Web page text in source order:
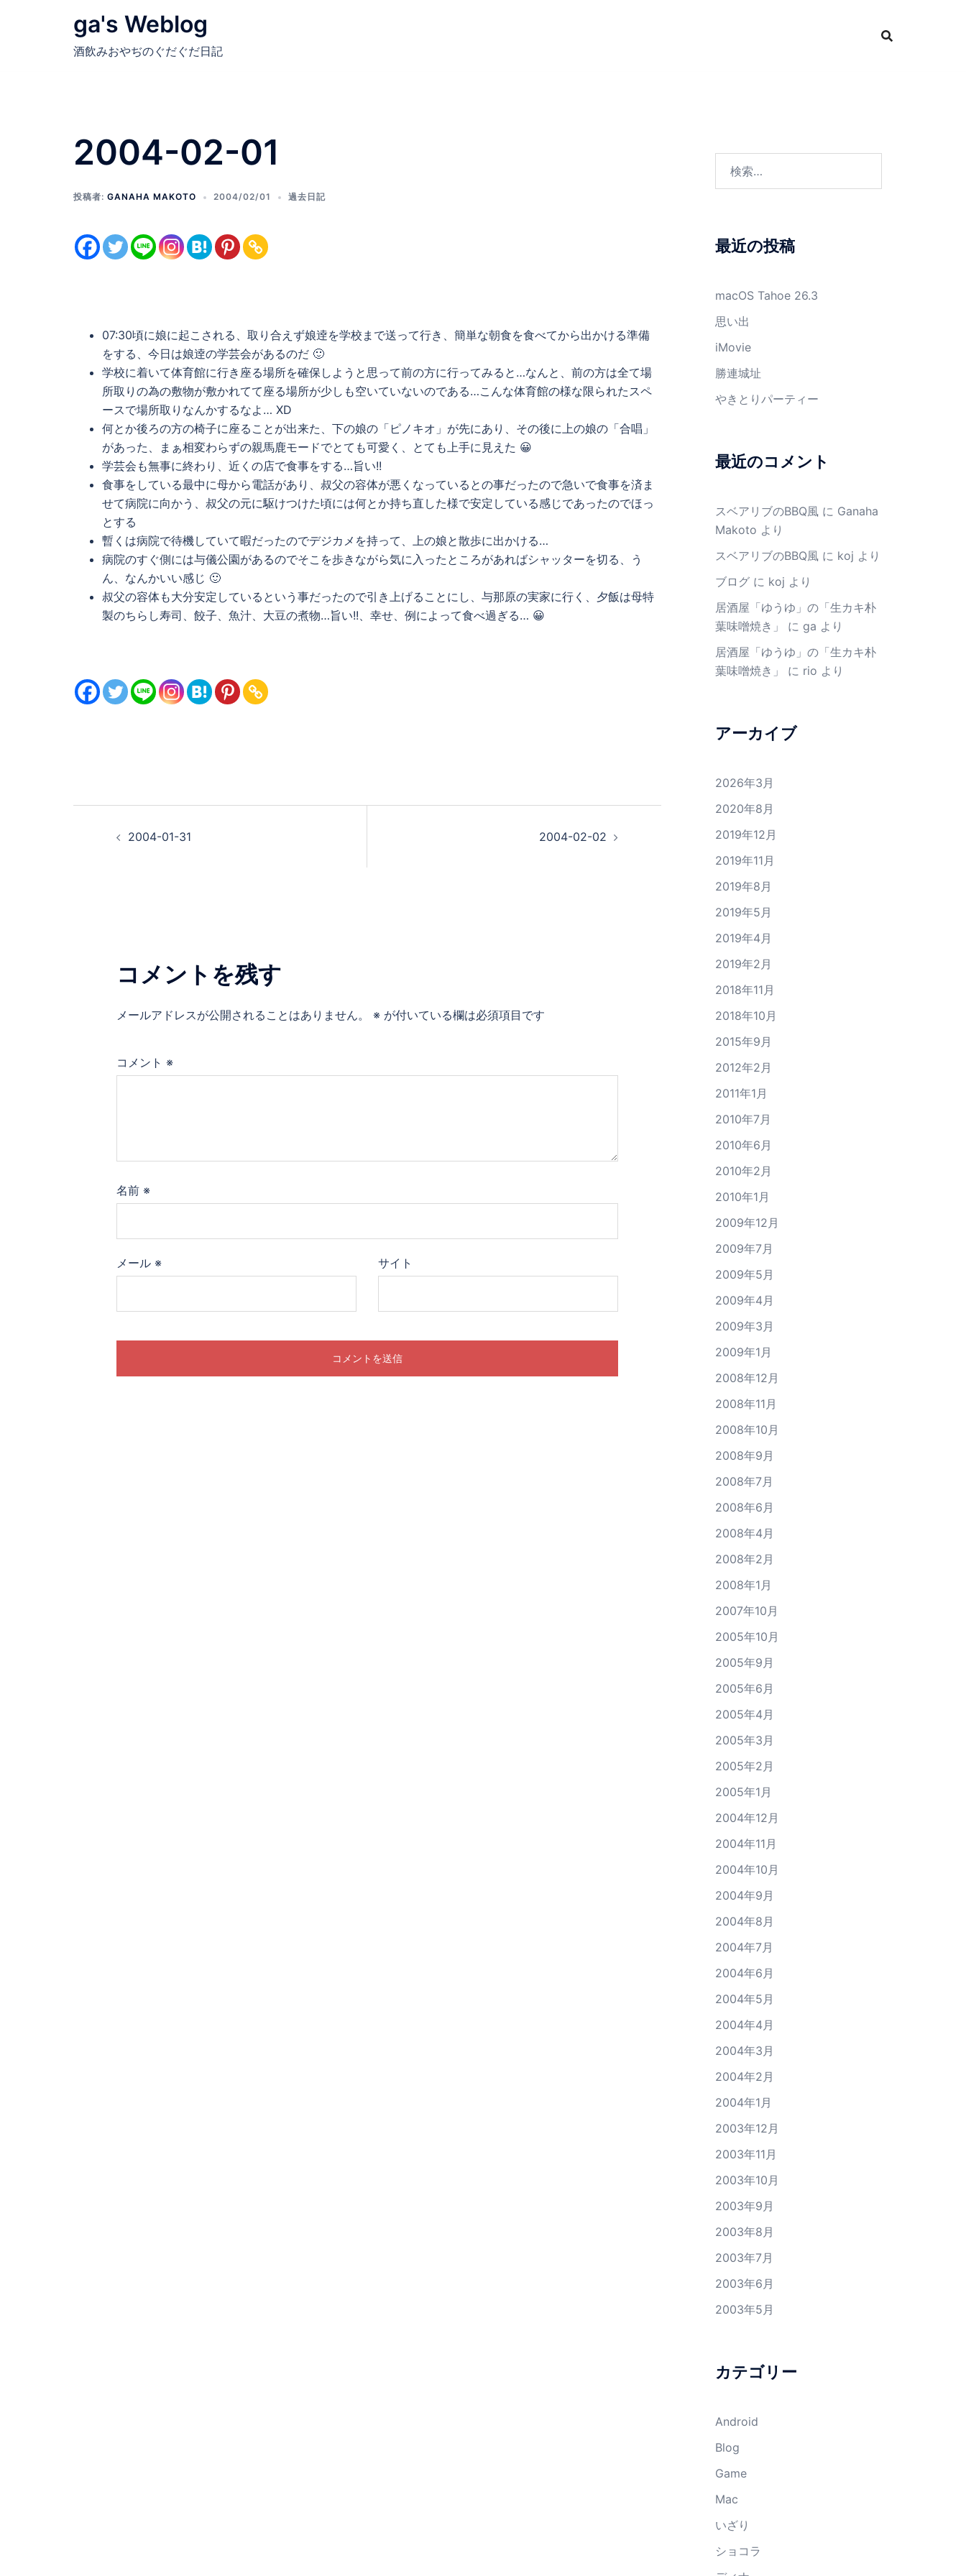
ga's Weblog
酒飲みおやぢのぐだぐだ日記
2004-02-01
投稿者: GANAHA MAKOTO 2004/02/01 過去日記
07:30頃に娘に起こされる、取り合えず娘逹を学校まで送って行き、簡単な朝食を食べてから出かける準備
をする、今日は娘逹の学芸会があるのだ 🙂
学校に着いて体育館に行き座る場所を確保しようと思って前の方に行ってみると…なんと、前の方は全て場
所取りの為の敷物が敷かれてて座る場所が少しも空いていないのである…こんな体育館の様な限られたスペ
ースで場所取りなんかするなよ… XD
何とか後ろの方の椅子に座ることが出来た、下の娘の「ピノキオ」が先にあり、その後に上の娘の「合唱」
があった、まぁ相変わらずの親馬鹿モードでとても可愛く、とても上手に見えた 😀
学芸会も無事に終わり、近くの店で食事をする…旨い!!
食事をしている最中に母から電話があり、叔父の容体が悪くなっているとの事だったので急いで食事を済ま
せて病院に向かう、叔父の元に駆けつけた頃には何とか持ち直した様で安定している感じであったのでほっ
とする
暫くは病院で待機していて暇だったのでデジカメを持って、上の娘と散歩に出かける…
病院のすぐ側には与儀公園があるのでそこを歩きながら気に入ったところがあればシャッターを切る、う
ん、なんかいい感じ 🙂
叔父の容体も大分安定しているという事だったので引き上げることにし、与那原の実家に行く、夕飯は母特
製のちらし寿司、餃子、魚汁、大豆の煮物…旨い!!、幸せ、例によって食べ過ぎる… 😀
2004-01-31 2004-02-02
コメントを残す
メールアドレスが公開されることはありません。 ※ が付いている欄は必須項目です
コメント ※
名前 ※
メール ※ サイト
最近の投稿
macOS Tahoe 26.3
思い出
iMovie
勝連城址
やきとりパーティー
最近のコメント
スベアリブのBBQ風に Ganaha
Makoto より
スベアリブのBBQ風に koj より
ブログに koj より
居酒屋「ゆうゆ」の「生カキ朴
葉味噌焼き」
に ga より
居酒屋「ゆうゆ」の「生カキ朴
葉味噌焼き」
に rio より
アーカイブ
2026年3月
2020年8月
2019年12月
2019年11月
2019年8月
2019年5月
2019年4月
2019年2月
2018年11月
2018年10月
2015年9月
2012年2月
2011年1月
2010年7月
2010年6月
2010年2月
2010年1月
2009年12月
2009年7月
2009年5月
2009年4月
2009年3月
2009年1月
2008年12月
2008年11月
2008年10月
2008年9月
2008年7月
2008年6月
2008年4月
2008年2月
2008年1月
2007年10月
2005年10月
2005年9月
2005年6月
2005年4月
2005年3月
2005年2月
2005年1月
2004年12月
2004年11月
2004年10月
2004年9月
2004年8月
2004年7月
2004年6月
2004年5月
2004年4月
2004年3月
2004年2月
2004年1月
2003年12月
2003年11月
2003年10月
2003年9月
2003年8月
2003年7月
2003年6月
2003年5月
カテゴリー
Android
Blog
Game
Mac
いざり
ショコラ